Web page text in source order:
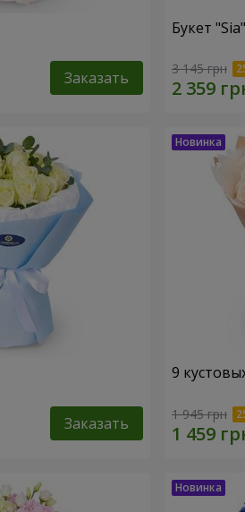
Заказать
Букет "Sia"
3 145 грн
Заказать
9
1 945 грн